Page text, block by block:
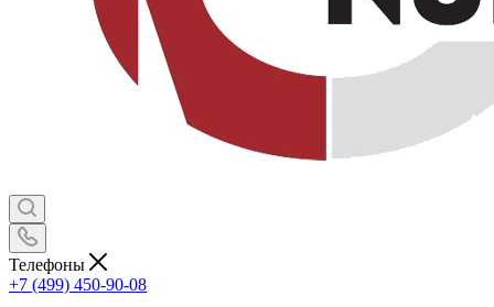
Телефоны
+7 (499) 450-90-08